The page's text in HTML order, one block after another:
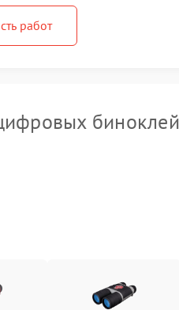
работ